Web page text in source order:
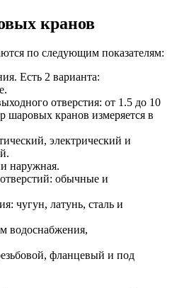
кранов
по следующим показателям:
Есть 2 варианта:
отверстия: от 1.5 до 10
шаровых кранов измеряется в
электрический и
наружная.
обычные и
чугун, латунь, сталь и
водоснабжения,
фланцевый и под